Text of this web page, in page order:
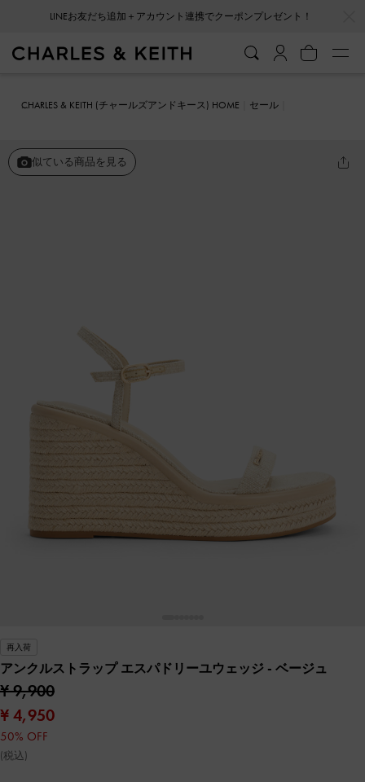
CHARLES & KEITH (チャールズアンドキース) HOME
セール
似ている商品を見る
再入荷
アンクルストラップ エスパドリーユウェッジ - ベージュ
¥ 9,900
¥ 4,950
50% OFF
(税込)